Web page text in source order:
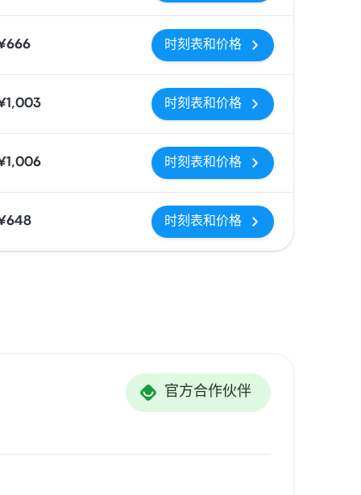
时刻表和价格
时刻表和价格
时刻表和价格
时刻表和价格
官方合作伙伴